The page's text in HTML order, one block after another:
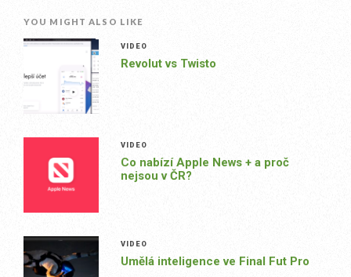
YOU MIGHT ALSO LIKE
VIDEO
Revolut vs Twisto
VIDEO
Co nabízí Apple News + a proč
nejsou v ČR?
VIDEO
Umělá inteligence ve Final Fut Pro